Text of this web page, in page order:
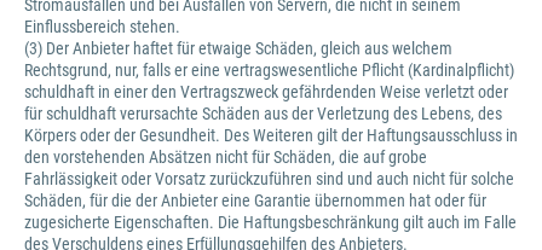
Stromausfällen und bei Ausfällen von Servern, die nicht in seinem
Einflussbereich stehen.
(3) Der Anbieter haftet für etwaige Schäden, gleich aus welchem
Rechtsgrund, nur, falls er eine vertragswesentliche Pflicht (Kardinalpflicht)
schuldhaft in einer den Vertragszweck gefährdenden Weise verletzt oder
für schuldhaft verursachte Schäden aus der Verletzung des Lebens, des
Körpers oder der Gesundheit. Des Weiteren gilt der Haftungsausschluss in
den vorstehenden Absätzen nicht für Schäden, die auf grobe
Fahrlässigkeit oder Vorsatz zurückzuführen sind und auch nicht für solche
Schäden, für die der Anbieter eine Garantie übernommen hat oder für
zugesicherte Eigenschaften. Die Haftungsbeschränkung gilt auch im Falle
des Verschuldens eines Erfüllungsgehilfen des Anbieters.